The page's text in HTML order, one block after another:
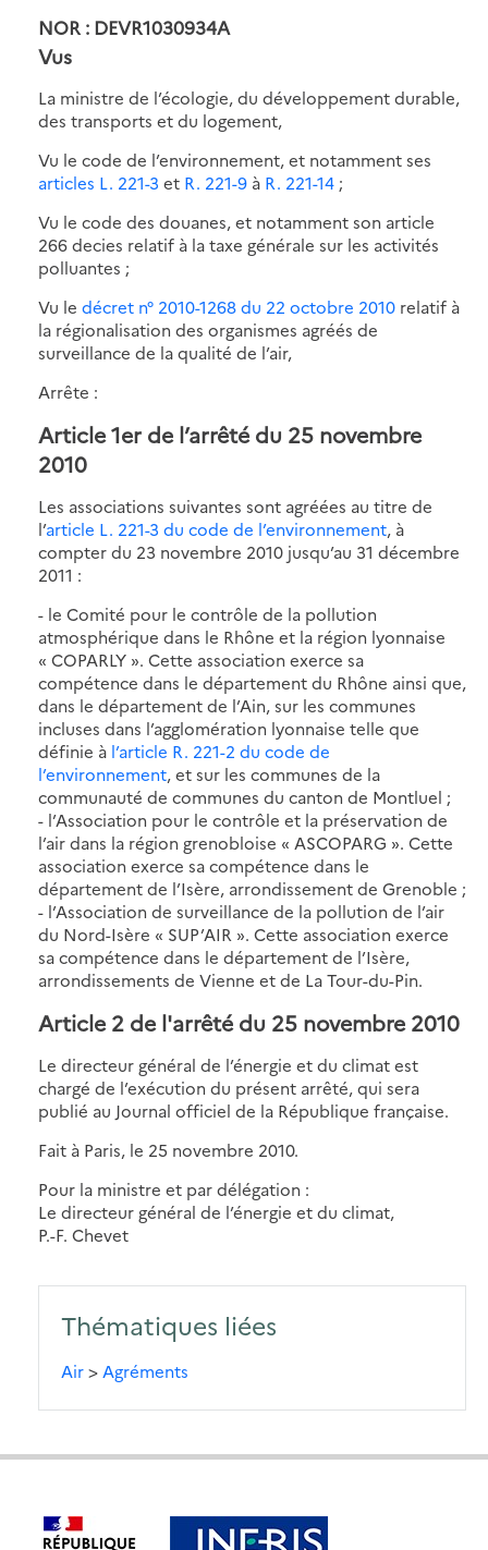
NOR : DEVR1030934A
Vus
La ministre de l’écologie, du développement durable,
des transports et du logement,
Vu le code de l’environnement, et notamment ses
articles L. 221-3 et R. 221-9 à R. 221-14 ;
Vu le code des douanes, et notamment son article
266 decies relatif à la taxe générale sur les activités
polluantes ;
Vu le décret n° 2010-1268 du 22 octobre 2010 relatif à
la régionalisation des organismes agréés de
surveillance de la qualité de l’air,
Arrête :
Article 1er de l’arrêté du 25 novembre
2010
Les associations suivantes sont agréées au titre de
l’article L. 221-3 du code de l’environnement, à
compter du 23 novembre 2010 jusqu’au 31 décembre
2011 :
- le Comité pour le contrôle de la pollution
atmosphérique dans le Rhône et la région lyonnaise
« COPARLY ». Cette association exerce sa
compétence dans le département du Rhône ainsi que,
dans le département de l’Ain, sur les communes
incluses dans l’agglomération lyonnaise telle que
définie à l’article R. 221-2 du code de
l’environnement, et sur les communes de la
communauté de communes du canton de Montluel ;
- l’Association pour le contrôle et la préservation de
l’air dans la région grenobloise « ASCOPARG ». Cette
association exerce sa compétence dans le
département de l’Isère, arrondissement de Grenoble ;
- l’Association de surveillance de la pollution de l’air
du Nord-Isère « SUP’AIR ». Cette association exerce
sa compétence dans le département de l’Isère,
arrondissements de Vienne et de La Tour-du-Pin.
Article 2 de l'arrêté du 25 novembre 2010
Le directeur général de l’énergie et du climat est
chargé de l’exécution du présent arrêté, qui sera
publié au Journal officiel de la République française.
Fait à Paris, le 25 novembre 2010.
Pour la ministre et par délégation :
Le directeur général de l’énergie et du climat,
P.-F. Chevet
Thématiques liées
Air> Agréments